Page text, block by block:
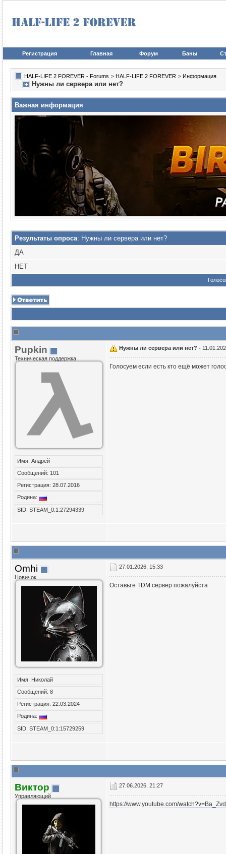
Регистрация Главная Форум Баны
HALF-LIFE 2 FOREVER - Forums > HALF-LIFE 2 FOREVER > Информация
Нужны ли сервера или нет?
Важная информация
Результаты опроса: Нужны ли сервера или нет?
ДА
НЕТ
Puрkin
Техническая поддержка
Имя: Андрей
Сообщений: 101
Регистрация: 28.07.2016
Родина:
SID: STEAM_0:1:27294339
Нужны ли сервера или нет? -
Голосуем если есть кто ещё может
Omhi
Новичок
Имя: Николай
Сообщений: 8
Регистрация: 22.03.2024
Родина:
SID: STEAM_0:1:15729259
27.01.2026, 15:33
Оставьте TDM сервер пожалуйста
Виктор
Управляющий
27.06.2026, 21:27
https://www.youtube.com/